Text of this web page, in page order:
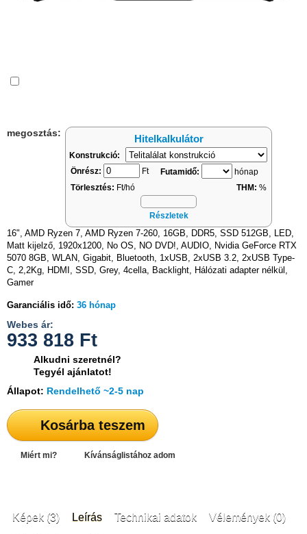
megosztás:
Hitelkalkulátor
Konstrukció:
Önrész:
Ft Futamidő:
hónap
Törlesztés: Ft/hó THM: %
Részletek
16", AMD Ryzen 7, AMD Ryzen 7-260, 16GB, DDR5, SSD 512GB, LED,
Matt kijelző, 1920x1200, No OS, NO DVD!, AUDIO, Nvidia GeForce RTX
5070 8GB, WLAN, Gigabit, Bluetooth, 1xUSB, 2xUSB 3.2, 2xUSB Type-
C, 2,2Kg, HDMI, SSD, Grey, 4cella, Backlight, Hálózati adapter nélkül,
Gamer
Garanciális idő: 36 hónap
Webes ár:
933 818 Ft
Alkudni szeretnél?
Tegyél ajánlatot!
Állapot: Rendelhető ~2-5 nap
Kosárba teszem
Miért mi? Kívánságlistához adom
Képek (3) Leírás Technikai adatok Vélemények (0)